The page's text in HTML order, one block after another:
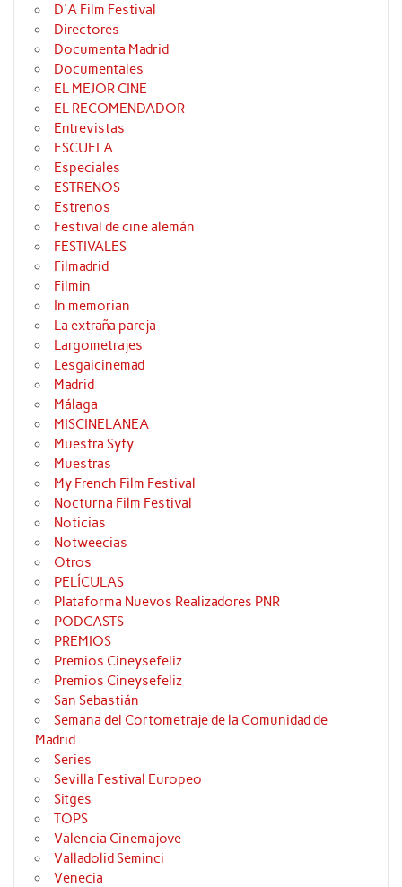
D'A Film Festival
Directores
Documenta Madrid
Documentales
EL MEJOR CINE
EL RECOMENDADOR
Entrevistas
ESCUELA
Especiales
ESTRENOS
Estrenos
Festival de cine alemán
FESTIVALES
Filmadrid
Filmin
In memorian
La extraña pareja
Largometrajes
Lesgaicinemad
Madrid
Málaga
MISCINELANEA
Muestra Syfy
Muestras
My French Film Festival
Nocturna Film Festival
Noticias
Notweecias
Otros
PELÍCULAS
Plataforma Nuevos Realizadores PNR
PODCASTS
PREMIOS
Premios Cineysefeliz
Premios Cineysefeliz
San Sebastián
Semana del Cortometraje de la Comunidad de
Madrid
Series
Sevilla Festival Europeo
Sitges
TOPS
Valencia Cinemajove
Valladolid Seminci
Venecia